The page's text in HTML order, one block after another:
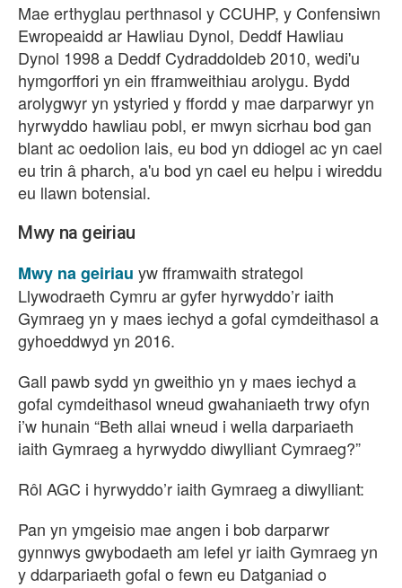
Mae erthyglau perthnasol y CCUHP, y Confensiwn
Ewropeaidd ar Hawliau Dynol, Deddf Hawliau
Dynol 1998 a Deddf Cydraddoldeb 2010, wedi'u
hymgorffori yn ein fframweithiau arolygu. Bydd
arolygwyr yn ystyried y ffordd y mae darparwyr yn
hyrwyddo hawliau pobl, er mwyn sicrhau bod gan
blant ac oedolion lais, eu bod yn ddiogel ac yn cael
eu trin â pharch, a'u bod yn cael eu helpu i wireddu
eu llawn botensial.
Mwy na geiriau
Mwy na geiriau yw fframwaith strategol
Llywodraeth Cymru ar gyfer hyrwyddo’r iaith
Gymraeg yn y maes iechyd a gofal cymdeithasol a
gyhoeddwyd yn 2016.
Gall pawb sydd yn gweithio yn y maes iechyd a
gofal cymdeithasol wneud gwahaniaeth trwy ofyn
i’w hunain “Beth allai wneud i wella darpariaeth
iaith Gymraeg a hyrwyddo diwylliant Cymraeg?”
Rôl AGC i hyrwyddo’r iaith Gymraeg a diwylliant:
Pan yn ymgeisio mae angen i bob darparwr
gynnwys gwybodaeth am lefel yr iaith Gymraeg yn
y ddarpariaeth gofal o fewn eu Datganiad o